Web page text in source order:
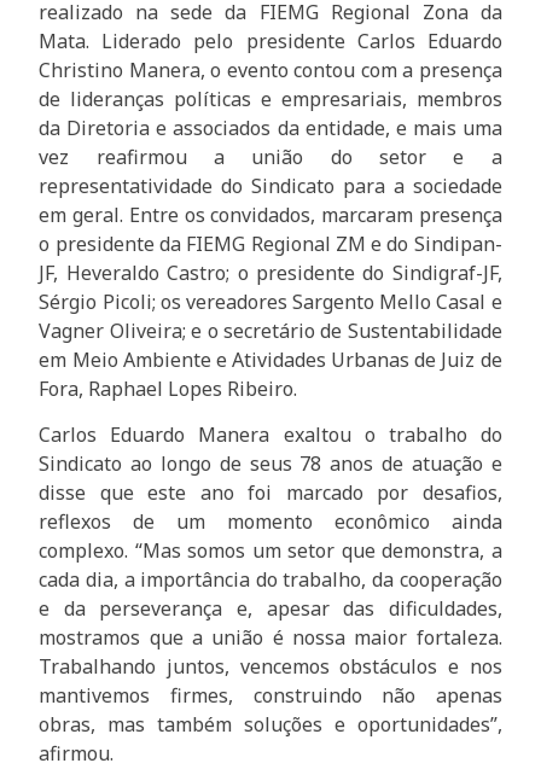
realizado na sede da FIEMG Regional Zona da
Mata. Liderado pelo presidente Carlos Eduardo
Christino Manera, o evento contou com a presença
de lideranças políticas e empresariais, membros
da Diretoria e associados da entidade, e mais uma
vez reafirmou a união do setor e a
representatividade do Sindicato para a sociedade
em geral. Entre os convidados, marcaram presença
o presidente da FIEMG Regional ZM e do Sindipan-
JF, Heveraldo Castro; o presidente do Sindigraf-JF,
Sérgio Picoli; os vereadores Sargento Mello Casal e
Vagner Oliveira; e o secretário de Sustentabilidade
em Meio Ambiente e Atividades Urbanas de Juiz de
Fora, Raphael Lopes Ribeiro.
Carlos Eduardo Manera exaltou o trabalho do
Sindicato ao longo de seus 78 anos de atuação e
disse que este ano foi marcado por desafios,
reflexos de um momento econômico ainda
complexo. “Mas somos um setor que demonstra, a
cada dia, a importância do trabalho, da cooperação
e da perseverança e, apesar das dificuldades,
mostramos que a união é nossa maior fortaleza.
Trabalhando juntos, vencemos obstáculos e nos
mantivemos firmes, construindo não apenas
obras, mas também soluções e oportunidades”,
afirmou.